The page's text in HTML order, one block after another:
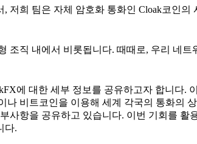
저희 팀은 자체 암호화 통화인 Cloak코인
조직 내에서 비롯됩니다. 때때로, 우리 네
에 대한 세부 정보를 공유하고자 합니다.
나 비트코인을 이용해 세계 각국의 통화의
사항을 공유하고 있습니다. 이번 기회를 활
다.